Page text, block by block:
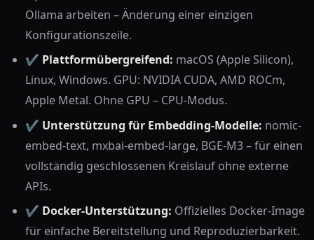
Ollama arbeiten – Änderung einer einzigen
Konfigurationszeile.
✔️ Plattformübergreifend: macOS (Apple Silicon),
Linux, Windows. GPU: NVIDIA CUDA, AMD ROCm,
Apple Metal. Ohne GPU – CPU-Modus.
✔️ Unterstützung für Embedding-Modelle: nomic-
embed-text, mxbai-embed-large, BGE-M3 – für einen
vollständig geschlossenen Kreislauf ohne externe
APIs.
✔️ Docker-Unterstützung: Offizielles Docker-Image
für einfache Bereitstellung und Reproduzierbarkeit.